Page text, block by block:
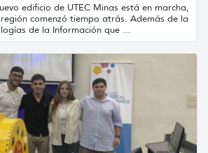
edificio de UTEC Minas está en marcha,
comenzó tiempo atrás. Además de la
de la Información que ...